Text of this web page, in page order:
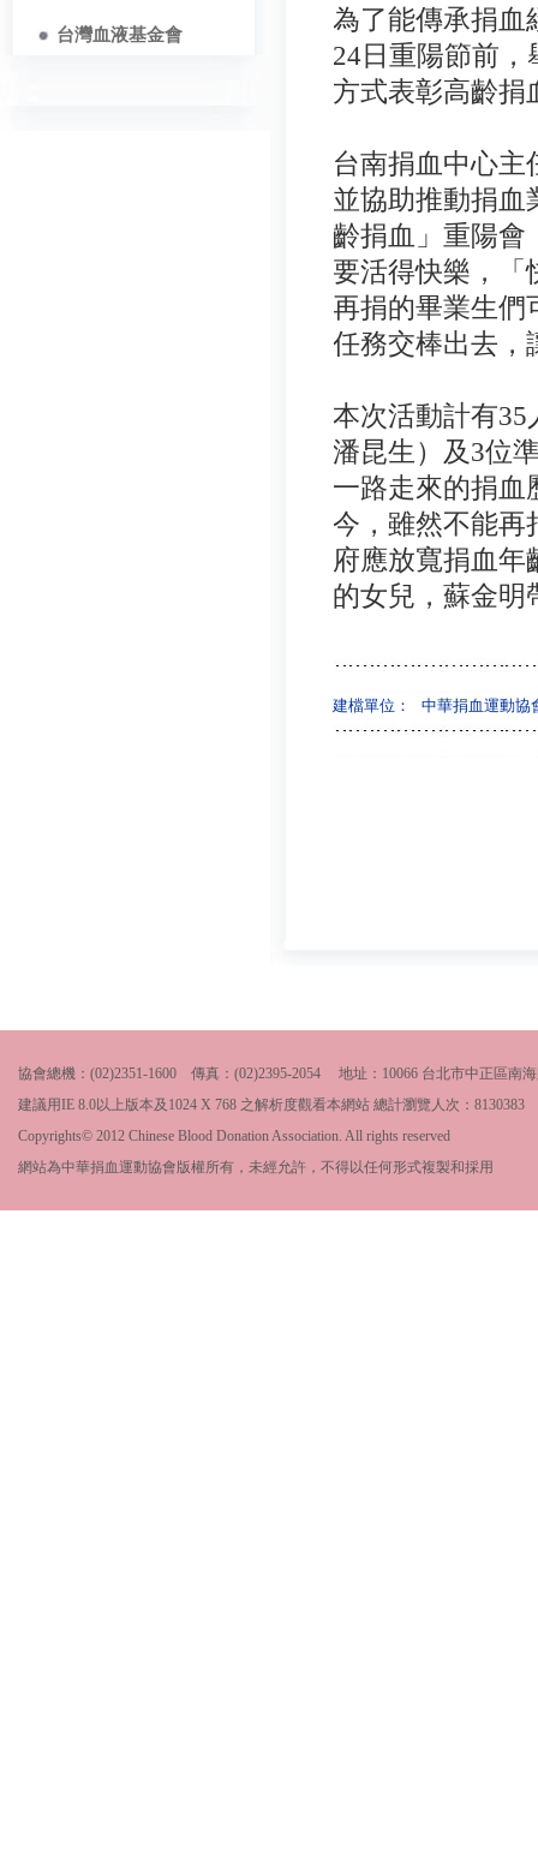
台灣血液基金會
為了能傳承捐血
24日重陽節前
方式表彰高齡捐
台南捐血中心主
並協助推動捐血
齡捐血」重陽會
要活得快樂，「
再捐的畢業生們
任務交棒出去，
本次活動計有35
潘昆生）及3位
一路走來的捐血
今，雖然不能再
府應放寬捐血年
的女兒，蘇金明
建檔單位： 中華捐血運動協
協會總機：(02)2351-1600 傳真：(02)2395-2054 地址：10066 台北市中正區南
建議用IE 8.0以上版本及1024 X 768 之解析度觀看本網站 總計瀏覽人次： 8130383
Copyrights© 2012 Chinese Blood Donation Association. All rights reserved
網站為中華捐血運動協會版權所有，未經允許，不得以任何形式複製和採用